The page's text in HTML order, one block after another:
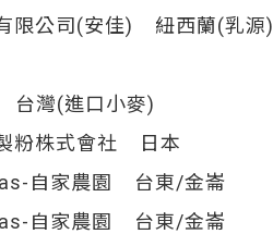
限公司(安佳) 紐西蘭(乳源)
灣(進口小麥)
粉株式會社 日本
自家農園 台東/金崙
自家農園 台東/金崙